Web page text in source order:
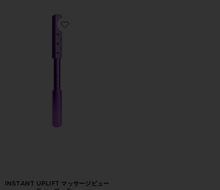
Favorite INSTANT UPLIFT マッサージビューティーロー
INSTANT UPLIFT マッサージビュー